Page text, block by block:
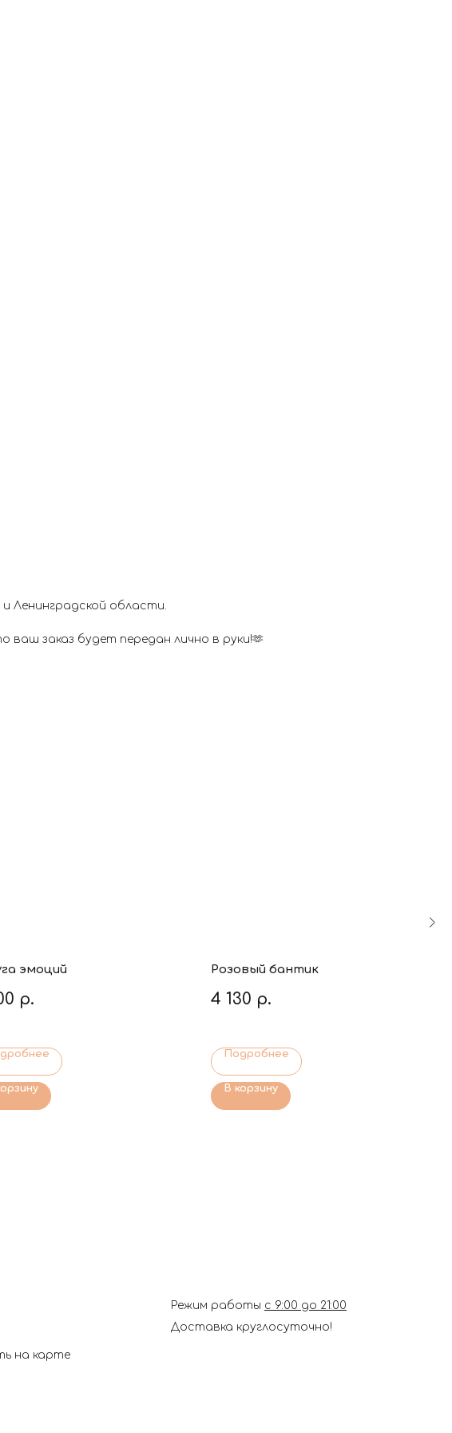
Ленинградской области.
заказ будет передан лично в руки!🫶
эмоций
р.
Розовый бантик
4 130 р.
Подробнее
В корзину
на карте
Режим работы с 9:00 до 21:00
Доставка круглосуточно!